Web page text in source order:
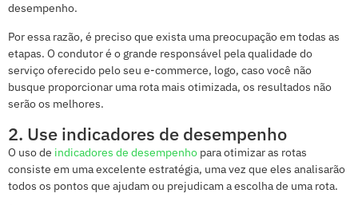
desempenho.
Por essa razão, é preciso que exista uma preocupação em todas as
etapas. O condutor é o grande responsável pela qualidade do
serviço oferecido pelo seu e-commerce, logo, caso você não
busque proporcionar uma rota mais otimizada, os resultados não
serão os melhores.
2. Use indicadores de desempenho
O uso de indicadores de desempenho para otimizar as rotas
consiste em uma excelente estratégia, uma vez que eles analisarão
todos os pontos que ajudam ou prejudicam a escolha de uma rota.